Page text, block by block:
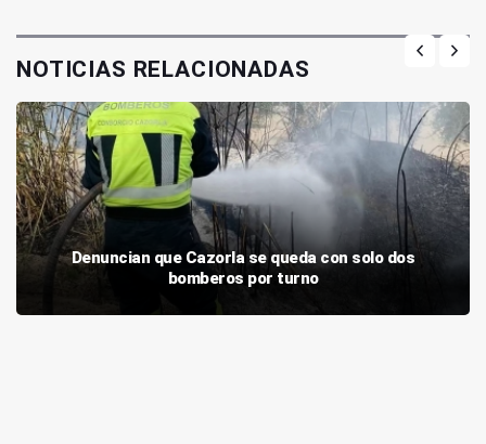
NOTICIAS RELACIONADAS
Denuncian que Cazorla se queda con solo dos
bomberos por turno